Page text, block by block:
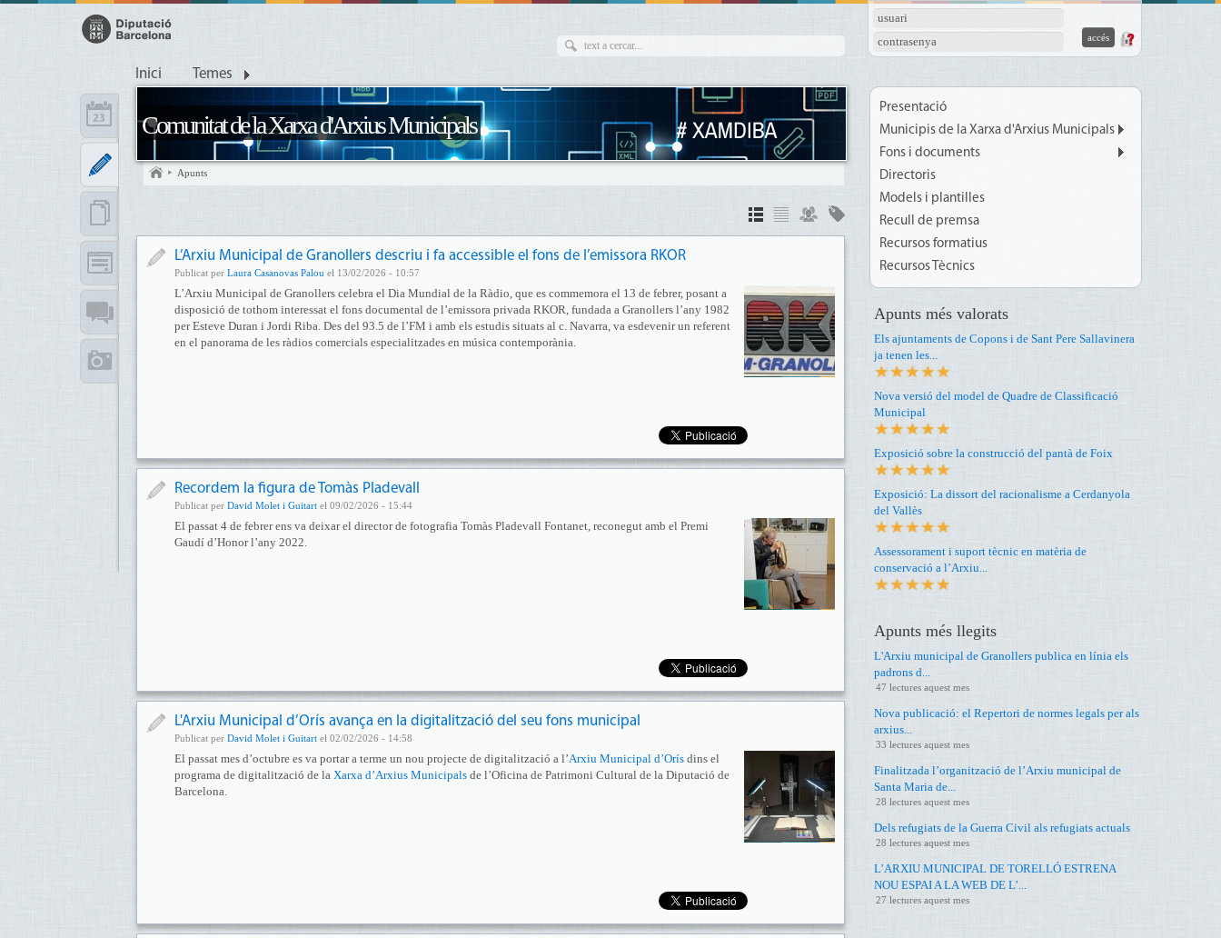
usuari
contrasenya
Inici Temes
Comunitat de la Xarxa d'Arxius Municipals
Apunts
L’Arxiu Municipal de Granollers descriu i fa accessible el fons de l’emissora RKOR
Publicat per Laura Casanovas Palou el 13/02/2026 - 10:57
L’Arxiu Municipal de Granollers celebra el Dia Mundial de la Ràdio, que es commemora el 13 de febrer, posant a
disposició de tothom interessat el fons documental de l’emissora privada RKOR, fundada a Granollers l’any 1982
per Esteve Duran i Jordi Riba. Des del 93.5 de l’FM i amb els estudis situats al c. Navarra, va esdevenir un referent
en el panorama de les ràdios comercials especialitzades en música contemporània.
Recordem la figura de Tomàs Pladevall
Publicat per David Molet i Guitart el 09/02/2026 - 15:44
El passat 4 de febrer ens va deixar el director de fotografia Tomàs Pladevall Fontanet, reconegut amb el Premi
Gaudí d’Honor l’any 2022.
L'Arxiu Municipal d’Orís avança en la digitalització del seu fons municipal
Publicat per David Molet i Guitart el 02/02/2026 - 14:58
El passat mes d’octubre es va portar a terme un nou projecte de digitalització a l’Arxiu Municipal d’Orís dins el
programa de digitalització de la Xarxa d’Arxius Municipals de l’Oficina de Patrimoni Cultural de la Diputació de
Barcelona.
Presentació
Municipis de la Xarxa d'Arxius Municipals
Fons i documents
Directoris
Models i plantilles
Recull de premsa
Recursos formatius
Recursos Tècnics
Apunts més valorats
Els ajuntaments de Copons i de Sant Pere Sallavinera
ja tenen les...
Nova versió del model de Quadre de Classificació
Municipal
Exposició sobre la construcció del pantà de Foix
Exposició: La dissort del racionalisme a Cerdanyola
del Vallès
Assessorament i suport tècnic en matèria de
conservació a l’Arxiu...
Apunts més llegits
L'Arxiu municipal de Granollers publica en línia els
padrons d...
47 lectures aquest mes
Nova publicació: el Repertori de normes legals per als
arxius...
33 lectures aquest mes
Finalitzada l’organització de l’Arxiu municipal de
Santa Maria de...
28 lectures aquest mes
Dels refugiats de la Guerra Civil als refugiats actuals
28 lectures aquest mes
L’ARXIU MUNICIPAL DE TORELLÓ ESTRENA
NOU ESPAI A LA WEB DE L’...
27 lectures aquest mes